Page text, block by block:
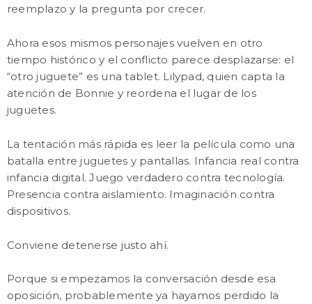
reemplazo y la pregunta por crecer.
Ahora esos mismos personajes vuelven en otro
tiempo histórico y el conflicto parece desplazarse: el
“otro juguete” es una tablet. Lilypad, quien capta la
atención de Bonnie y reordena el lugar de los
juguetes.
La tentación más rápida es leer la película como una
batalla entre juguetes y pantallas. Infancia real contra
infancia digital. Juego verdadero contra tecnología.
Presencia contra aislamiento. Imaginación contra
dispositivos.
Conviene detenerse justo ahí.
Porque si empezamos la conversación desde esa
oposición, probablemente ya hayamos perdido la